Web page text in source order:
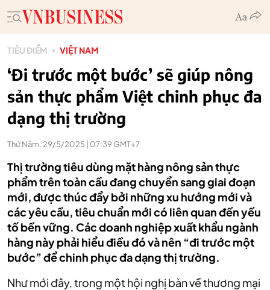
TIÊU ĐIỂM VIỆT NAM
‘Đi trước một bước’ sẽ giúp nông
sản thực phẩm Việt chinh phục đa
dạng thị trường
Thứ Năm, 29/5/2025 | 07:39 GMT+7
Thị trường tiêu dùng mặt hàng nông sản thực
phẩm trên toàn cầu đang chuyển sang giai đoạn
mới, được thúc đẩy bởi những xu hướng mới và
các yêu cầu, tiêu chuẩn mới có liên quan đến yếu
tố bền vững. Các doanh nghiệp xuất khẩu ngành
hàng này phải hiểu điều đó và nên “đi trước một
bước” để chinh phục đa dạng thị trường.
Như mới đây, trong một hội nghị bàn về thương mại